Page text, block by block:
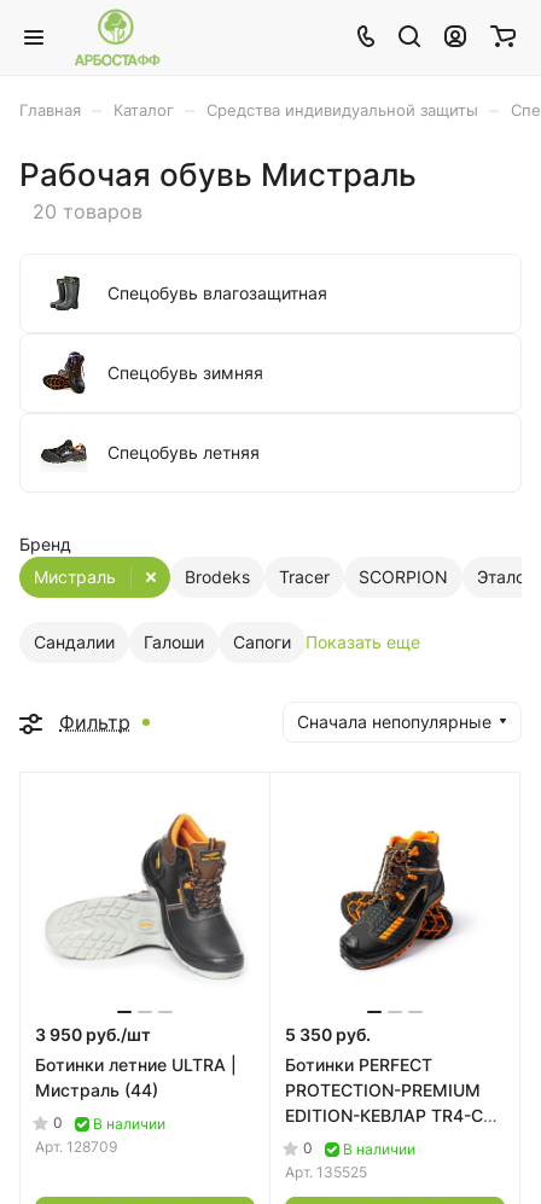
Главная Каталог Средства индивидуальной защиты
Рабочая обувь Мистраль
20 товаров
Спецобувь влагозащитная
Спецобувь зимняя
Спецобувь летняя
Бренд
Brodeks
Мистраль Tracer SCORPION Эталон
Сандалии Галоши Сапоги Показать еще
Фильтр Сначала непопулярные
3 950 руб./шт
Ботинки летние ULTRA |
Мистраль (44)
0
В наличии
Арт. 128709
5 350 руб.
Ботинки PERFECT
PROTECTION-PREMIUM
EDITION-КЕВЛАР TR4-CK
ПУ-НИТРИЛ с ПП и АС
(42)
0
В наличии
Арт. 135525